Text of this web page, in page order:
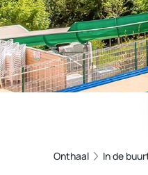
Onthaal In de